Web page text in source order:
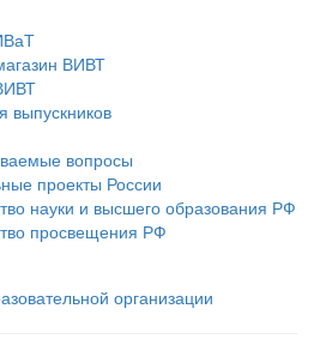
ВИВТ
выпускников
вопросы
проекты России
науки и высшего образования РФ
просвещения РФ
организации